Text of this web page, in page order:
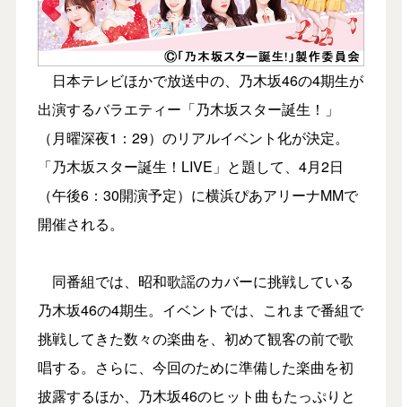
日本テレビほかで放送中の、乃木坂46の4期生が
出演するバラエティー「乃木坂スター誕生！」
（月曜深夜1：29）のリアルイベント化が決定。
「乃木坂スター誕生！LIVE」と題して、4月2日
（午後6：30開演予定）に横浜ぴあアリーナMMで
開催される。
同番組では、昭和歌謡のカバーに挑戦している
乃木坂46の4期生。イベントでは、これまで番組で
挑戦してきた数々の楽曲を、初めて観客の前で歌
唱する。さらに、今回のために準備した楽曲を初
披露するほか、乃木坂46のヒット曲もたっぷりと